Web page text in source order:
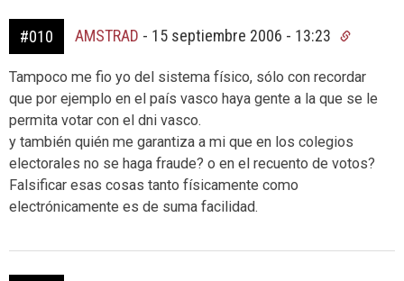
#010 AMSTRAD - 15 septiembre 2006 - 13:23
Tampoco me fio yo del sistema físico, sólo con recordar
que por ejemplo en el país vasco haya gente a la que se le
permita votar con el dni vasco.
y también quién me garantiza a mi que en los colegios
electorales no se haga fraude? o en el recuento de votos?
Falsificar esas cosas tanto físicamente como
electrónicamente es de suma facilidad.